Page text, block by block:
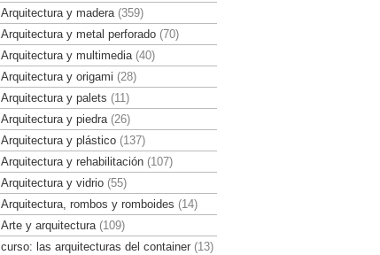
Arquitectura y madera(359)
Arquitectura y metal perforado(70)
Arquitectura y multimedia(40)
Arquitectura y origami (28)
Arquitectura y palets (11)
Arquitectura y piedra(26)
Arquitectura y plástico(137)
Arquitectura y rehabilitación(107)
Arquitectura y vidrio(55)
Arquitectura, rombos y romboides (14)
Arte y arquitectura(109)
curso: las arquitecturas del container(13)